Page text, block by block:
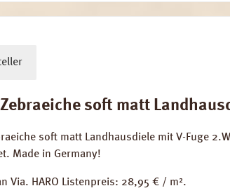
soft matt
soft matt Landhausdiele mit V-Fuge
Made in Germany!
Via. HARO Listenpreis: 28,95 € / m².